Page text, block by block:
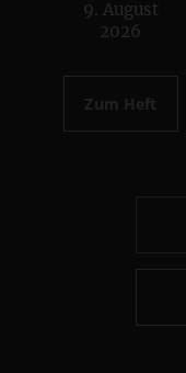
:
9. August
2026
Zum Heft